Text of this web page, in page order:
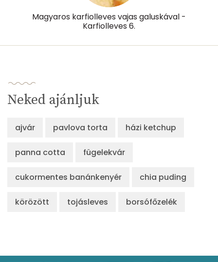
Magyaros karfiolleves vajas galuskával -
Karfiolleves 6.
Neked ajánljuk
ajvár pavlova torta házi ketchup
panna cotta fügelekvár
cukormentes banánkenyér chia puding
körözött tojásleves borsófőzelék